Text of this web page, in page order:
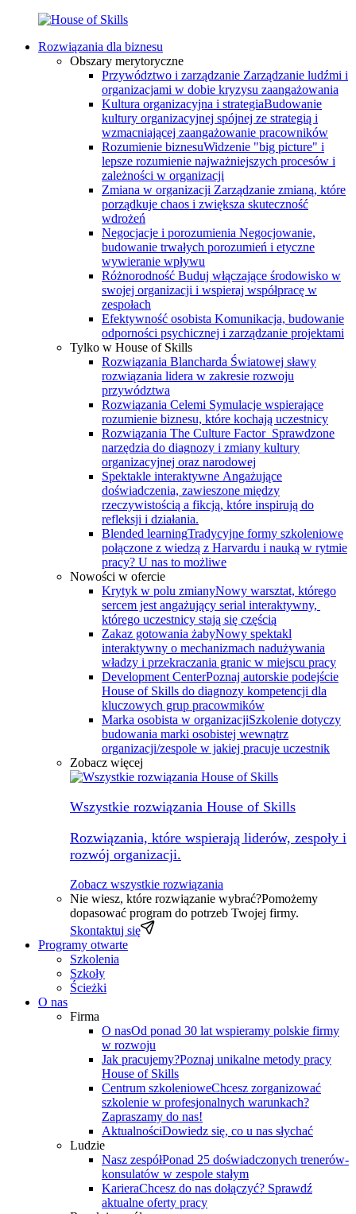
Rozwiązania dla biznesu
Obszary merytoryczne
Przywództwo i zarządzanie Zarządzanie ludźmi i
organizacjami w dobie kryzysu zaangażowania
Kultura organizacyjna i strategiaBudowanie
kultury organizacyjnej spójnej ze strategią i
wzmacniającej zaangażowanie pracowników
Rozumienie biznesuWidzenie "big picture" i
lepsze rozumienie najważniejszych procesów i
zależności w organizacji
Zmiana w organizacji Zarządzanie zmianą, które
porządkuje chaos i zwiększa skuteczność
wdrożeń
Negocjacje i porozumienia Negocjowanie,
budowanie trwałych porozumień i etyczne
wywieranie wpływu
Różnorodność Buduj włączające środowisko w
swojej organizacji i wspieraj współpracę w
zespołach
Efektywność osobista Komunikacja, budowanie
odporności psychicznej i zarządzanie projektami
Tylko w House of Skills
Rozwiązania Blancharda Światowej sławy
rozwiązania lidera w zakresie rozwoju
przywództwa
Rozwiązania Celemi Symulacje wspierające
rozumienie biznesu, które kochają uczestnicy
Rozwiązania The Culture Factor Sprawdzone
narzędzia do diagnozy i zmiany kultury
organizacyjnej oraz narodowej
Spektakle interaktywne Angażujące
doświadczenia, zawieszone między
rzeczywistością a fikcją, które inspirują do
refleksji i działania.
Blended learningTradycyjne formy szkoleniowe
połączone z wiedzą z Harvardu i nauką w rytmie
pracy? U nas to możliwe
Nowości w ofercie
Krytyk w polu zmianyNowy warsztat, którego
sercem jest angażujący serial interaktywny, ​
którego uczestnicy stają się częścią
Zakaz gotowania żabyNowy spektakl
interaktywny o mechanizmach nadużywania
władzy i przekraczania granic w miejscu pracy
Development CenterPoznaj autorskie podejście
House of Skills do diagnozy kompetencji dla
kluczowych grup pracowmików
Marka osobista w organizacjiSzkolenie dotyczy
budowania marki osobistej wewnątrz
organizacji/zespole w jakiej pracuje uczestnik
Zobacz więcej
Wszystkie rozwiązania House of Skills
Rozwiązania, które wspierają liderów, zespoły i
rozwój organizacji.
Zobacz wszystkie rozwiązania
Nie wiesz, które rozwiązanie wybrać?Pomożemy
dopasować program do potrzeb Twojej firmy.
Skontaktuj się
Programy otwarte
Szkolenia
Szkoły
Ścieżki
O nas
Firma
O nasOd ponad 30 lat wspieramy polskie firmy
w rozwoju
Jak pracujemy?Poznaj unikalne metody pracy
House of Skills
Centrum szkolenioweChcesz zorganizować
szkolenie w profesjonalnych warunkach?
Zapraszamy do nas!
AktualnościDowiedz się, co u nas słychać
Ludzie
Nasz zespółPonad 25 doświadczonych trenerów-
konsulatów w zespole stałym
KarieraChcesz do nas dołączyć? Sprawdź
aktualne oferty pracy